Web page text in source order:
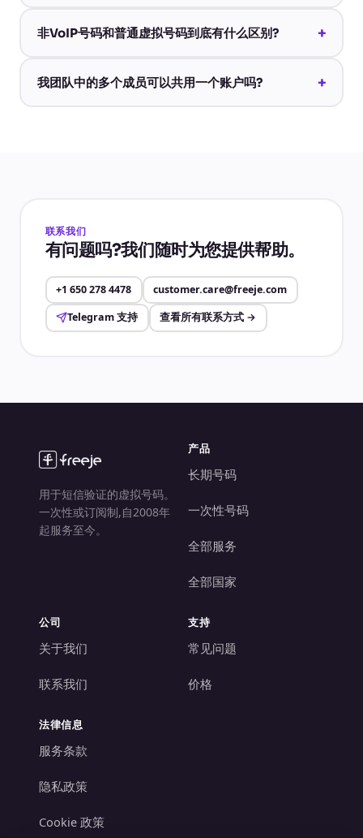
非VoIP号码和普通虚拟号码到底有什么区别? +
我团队中的多个成员可以共用一个账户吗? +
联系我们
有问题吗?我们随时为您提供帮助。
+1 650 278 4478
customer.care@freeje.com
Telegram 支持
查看所有联系方式 →
用于短信验证的虚拟号码。
一次性或订阅制,自2008年
起服务至今。
产品
长期号码
一次性号码
全部服务
全部国家
公司
关于我们
联系我们
支持
常见问题
价格
法律信息
服务条款
隐私政策
Cookie 政策